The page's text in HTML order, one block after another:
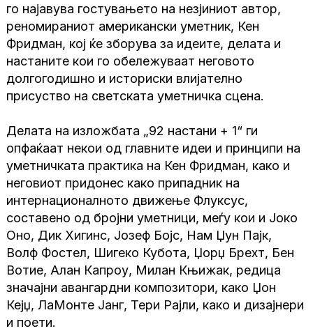
го најавува гостувањето на незјиниот автор,
реномираниот американски уметник, Кен
Фридман, кој ќе зборува за идеите, делата и
настаните кои го обележуваат неговото
долгогодишно и историски влијателно
присуство на светската уметничка сцена.
Делата на изложбата „92 настани + 1“ ги
опфаќаат некои од главните идеи и принципи на
уметничката практика на Кен Фридман, како и
неговиот придонес како припадник на
интернационалното движење Флуксус,
составено од бројни уметници, меѓу кои и Јоко
Оно, Дик Хигинс, Јозеф Бојс, Нам Џун Пајк,
Волф Фостел, Шигеко Кубота, Џорџ Брехт, Бен
Вотие, Алан Капроу, Милан Књижак, редица
значајни авангардни композитори, како Џон
Кејџ, ЛаМонте Јанг, Тери Рајли, како и дизајнери
и поети.